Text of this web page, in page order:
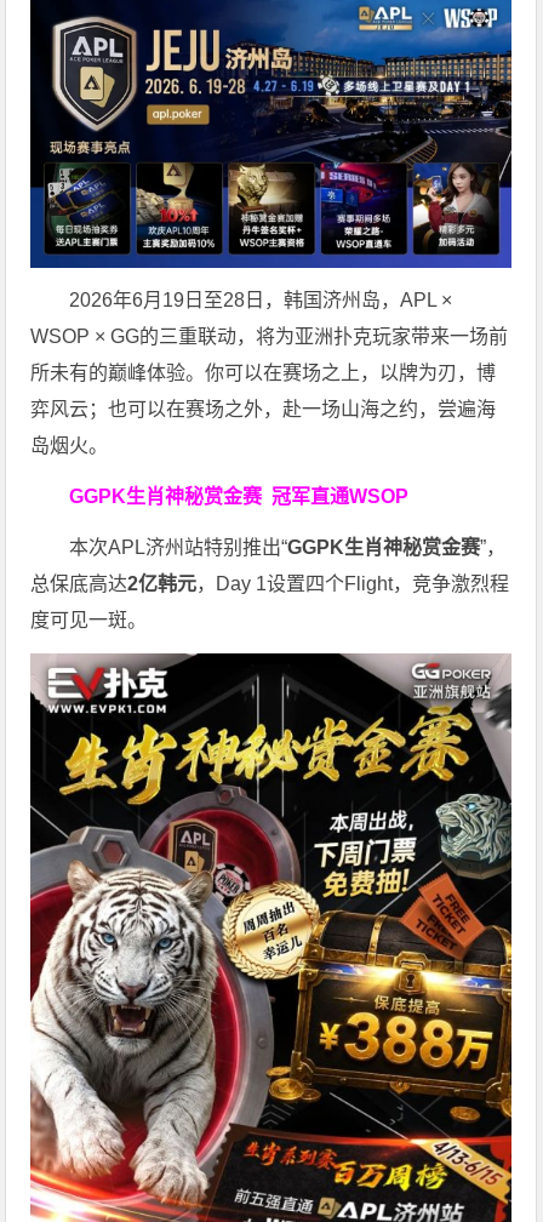
2026年6月19日至28日，韩国济州岛，APL ×
WSOP × GG的三重联动，将为亚洲扑克玩家带来一场前
所未有的巅峰体验。你可以在赛场之上，以牌为刃，博
弈风云；也可以在赛场之外，赴一场山海之约，尝遍海
岛烟火。
GGPK生肖神秘赏金赛冠军直通WSOP
本次APL济州站特别推出“GGPK生肖神秘赏金赛”，
总保底高达2亿韩元，Day 1设置四个Flight，竞争激烈程
度可见一斑。